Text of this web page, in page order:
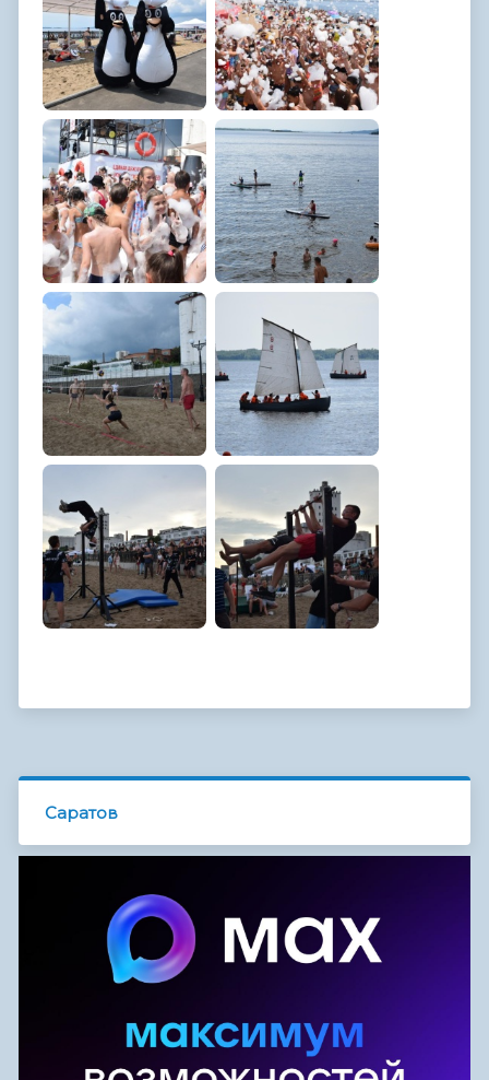
Саратов